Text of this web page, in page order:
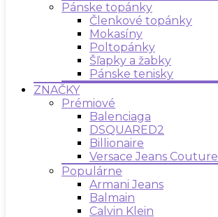
Pánske topánky
Členkové topánky
Mokasíny
Poltopánky
Šľapky a žabky
Pánske tenisky
ZNAČKY
Prémiové
Balenciaga
DSQUARED2
Billionaire
Versace Jeans Couture
Populárne
Armani Jeans
Balmain
Calvin Klein